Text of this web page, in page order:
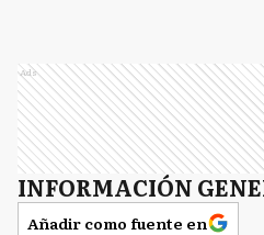
Ads
INFORMACIÓN
Añadir como fuente en